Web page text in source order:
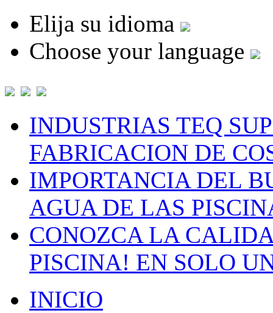
Elija su idioma
Choose your language
INDUSTRIAS TEQ
FABRICACION DE
IMPORTANCIA DEL
AGUA DE LAS
CONOZCA LA
PISCINA! EN SOLO
INICIO